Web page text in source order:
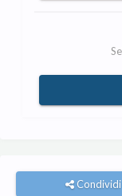
Condividi